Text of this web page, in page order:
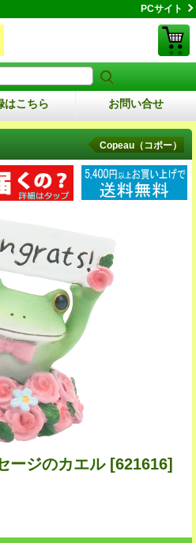
PCサイト
はこちら お問い合せ
Copeau（コポー）
ージのカエル [621616]